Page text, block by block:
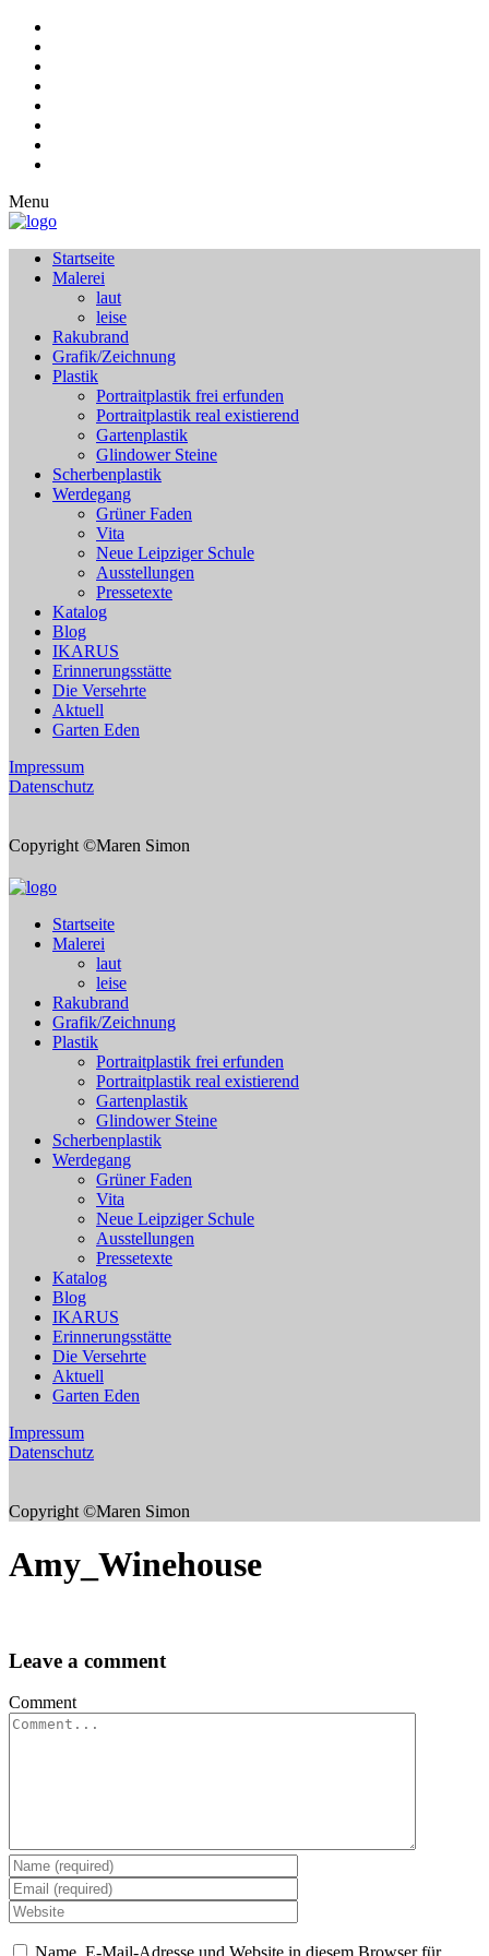
Menu
Startseite
Malerei
laut
leise
Rakubrand
Grafik/Zeichnung
Plastik
Portraitplastik frei erfunden
Portraitplastik real existierend
Gartenplastik
Glindower Steine
Scherbenplastik
Werdegang
Grüner Faden
Vita
Neue Leipziger Schule
Ausstellungen
Pressetexte
Katalog
Blog
IKARUS
Erinnerungsstätte
Die Versehrte
Aktuell
Garten Eden
Impressum
Datenschutz
Copyright ©Maren Simon
Startseite
Malerei
laut
leise
Rakubrand
Grafik/Zeichnung
Plastik
Portraitplastik frei erfunden
Portraitplastik real existierend
Gartenplastik
Glindower Steine
Scherbenplastik
Werdegang
Grüner Faden
Vita
Neue Leipziger Schule
Ausstellungen
Pressetexte
Katalog
Blog
IKARUS
Erinnerungsstätte
Die Versehrte
Aktuell
Garten Eden
Impressum
Datenschutz
Copyright ©Maren Simon
Amy_Winehouse
Leave a comment
Comment